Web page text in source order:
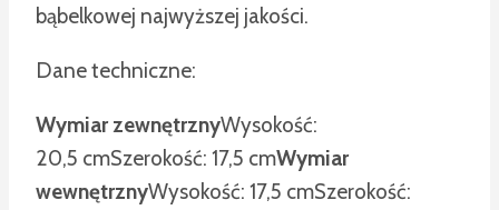
bąbelkowej najwyższej jakości.
Dane techniczne:
Wymiar zewnętrznyWysokość:
20,5 cmSzerokość: 17,5 cmWymiar
wewnętrznyWysokość: 17,5 cmSzerokość: